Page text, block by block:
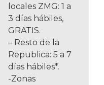
locales ZMG: 1 a
3 días hábiles,
GRATIS.
– Resto de la
Republica: 5 a 7
días hábiles*.
-Zonas